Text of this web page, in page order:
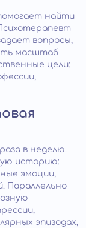
найти
вопросы,
масштаб
цели:
в неделю.
историю:
эмоции,
Параллельно
эпизодах,